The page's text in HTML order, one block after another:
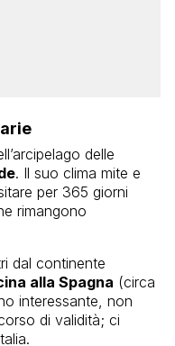
delle
. Il suo clima mite e
per 365 giorni
rimangono
dal continente
alla Spagna (circa
interessante, non
di validità; ci